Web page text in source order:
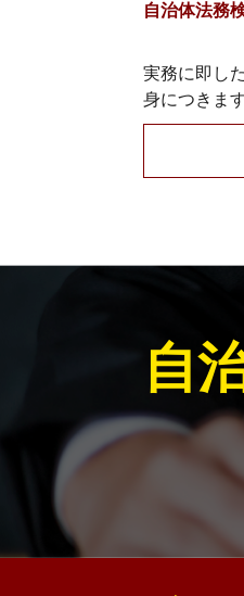
自治体法務
実務に即し
身につきます
自